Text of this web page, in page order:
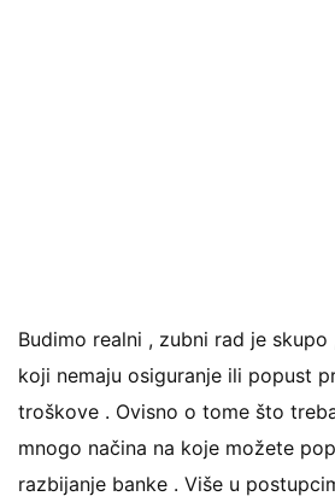
Budimo realni , zubni rad je
koji nemaju osiguranje ili popust
troškove . Ovisno o tome što
mnogo načina na koje možete
razbijanje banke . Više u